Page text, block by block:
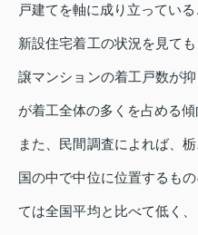
戸建てを軸に成り立っている
新設住宅着工の状況を見て
譲マンションの着工戸数が
が着工全体の多くを占める傾
また、民間調査によれば、
国の中で中位に位置するも
ては全国平均と比べて低く